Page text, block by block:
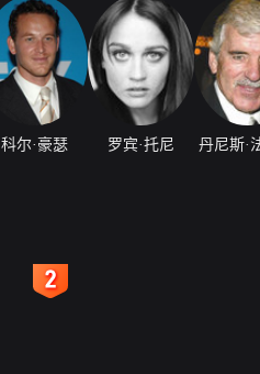
科尔·豪瑟 罗宾·托尼 丹尼斯·